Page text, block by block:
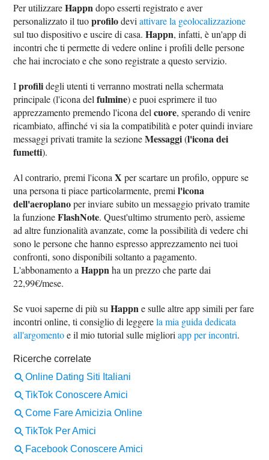
Per utilizzareHappndopo esserti registrato e aver
personalizzato il tuoprofilodeviattivare la geolocalizzazione
sul tuo dispositivo e uscire di casa.Happn, infatti, è un'app di
incontri che ti permette di vedere online i profili delle persone
che hai incrociato e che sono registrate a questo servizio.
Iprofilidegli utenti ti verranno mostrati nella schermata
principale (l'icona delfulmine) e puoi esprimere il tuo
apprezzamento premendo l'icona delcuore, sperando di venire
ricambiato, affinché vi sia la compatibilità e poter quindi inviare
messaggi privati tramite la sezioneMessaggi(l'icona dei
fumetti).
Al contrario, premi l'iconaX per scartare un profilo, oppure se
una persona ti piace particolarmente, premil'icona
dell'aeroplanoper inviare subito un messaggio privato tramite
la funzioneFlashNote. Quest'ultimo strumento però, assieme
ad altre funzionalità avanzate, come la possibilità di vedere chi
sono le persone che hanno espresso apprezzamento nei tuoi
confronti, sono disponibili soltanto a pagamento.
L'abbonamento aHappnha un prezzo che parte dai
22,99€/mese.
Se vuoi saperne di più suHappne sulle altre app simili per fare
incontri online, ti consiglio di leggerela mia guida dedicata
all'argomentoe il mio tutorial sulle miglioriapp per incontri.